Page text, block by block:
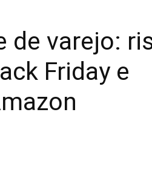
de varejo:
Friday e